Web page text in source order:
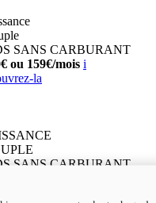
SANS CARBURANT
ou 159€/mois i
la
SANS CARBURANT